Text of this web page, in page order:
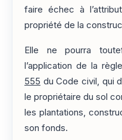
faire échec à
propriété de la
Elle ne pourra
l’application de la
555 du Code civil, qui
le propriétaire du sol
les plantations,
son fonds.